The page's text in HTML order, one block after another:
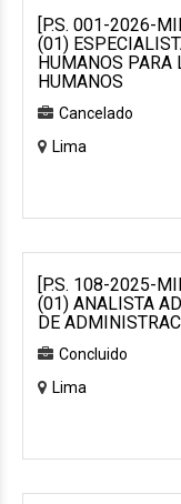
[P.S. 001-2026-
(01)
HUMANOS PARA
HUMANOS
Cancelado
Lima
[P.S. 108-2025-
(01) ANALISTA
DE
Concluido
Lima